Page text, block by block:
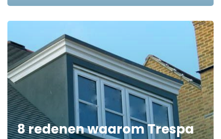
8 redenen waarom Trespa